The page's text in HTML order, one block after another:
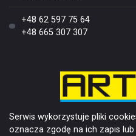
+48 62 597 75 64
+48 665 307 307
Serwis wykorzystuje pliki
oznacza zgodę na ich zapis